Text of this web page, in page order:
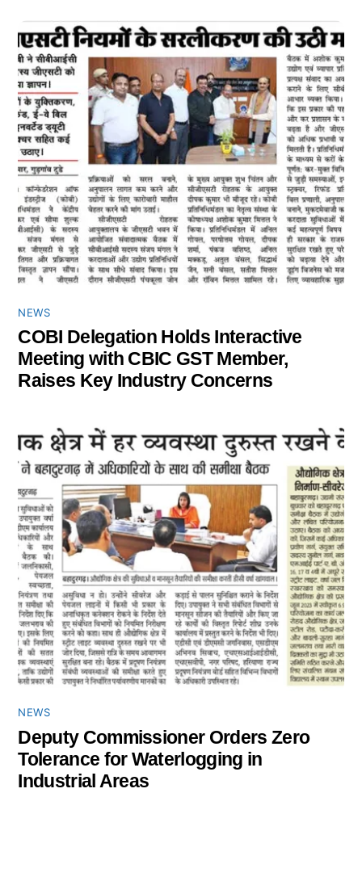
NEWS
COBI Delegation Holds Interactive
Meeting with CBIC GST Member,
Raises Key Industry Concerns
NEWS
Deputy Commissioner Orders Zero
Tolerance for Waterlogging in
Industrial Areas